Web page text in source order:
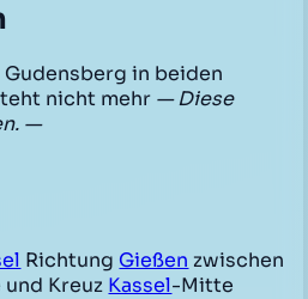
in beiden
nicht mehr — Diese
—
Richtung Gießen zwischen
Kreuz Kassel-Mitte